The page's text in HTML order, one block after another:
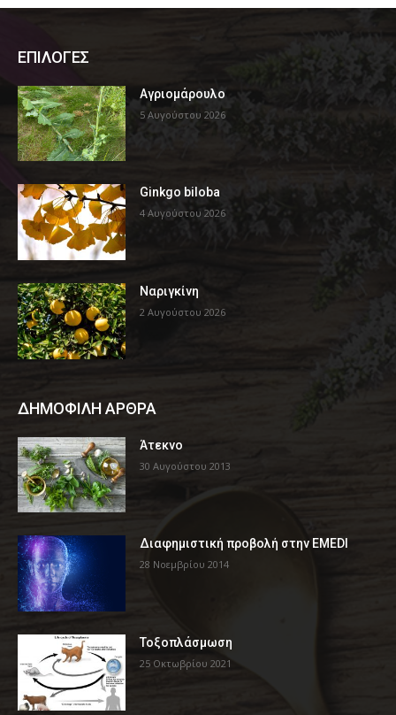
ΕΠΙΛΟΓΕΣ
Αγριομάρουλο
5 Αυγούστου 2026
Ginkgo biloba
4 Αυγούστου 2026
Ναριγκίνη
2 Αυγούστου 2026
ΔΗΜΟΦΙΛΗ ΑΡΘΡΑ
Άτεκνο
30 Αυγούστου 2013
Διαφημιστική προβολή στην EMEDI
28 Νοεμβρίου 2014
Τοξοπλάσμωση
25 Οκτωβρίου 2021